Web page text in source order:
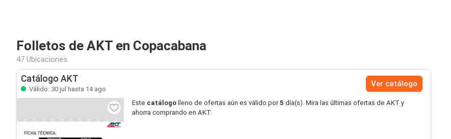
Folletos de AKT en Copacabana
47 Ubicaciones
Catálogo AKT
Válido: 30 jul hasta 14 ago
Ver catálogo
Este catálogo lleno de ofertas aún es válido por5 día(s). Mira las últimas ofertas de AKT y
ahorra comprando en AKT.